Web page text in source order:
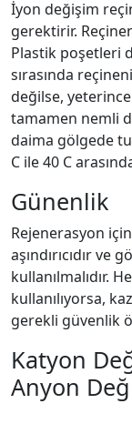
İyon değişim
gerektirir.
Plastik poşetleri
sırasında
değilse,
tamamen nemli
daima gölgede
C ile 40 C
Günenlik
Rejenerasyon
aşındırıcıdır ve
kullanılmalıdır.
kullanılıyorsa,
gerekli güvenlik
Katyon
Anyon